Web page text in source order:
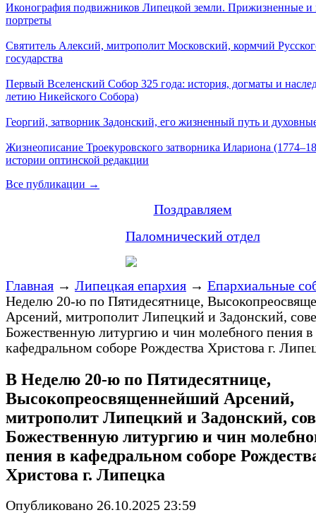
Иконография подвижников Липецкой земли. Прижизненные и
портреты
Святитель Алексий, митрополит Московский, кормчий
государства
Первый Вселенский Собор 325 года: история, догматы и
летию Никейского Собора)
Георгий, затворник Задонский, его жизненный путь и
Жизнеописание Троекуровского затворника Илариона
истории оптинской редакции
Все публикации →
Поздравляем
Паломнический отдел
Главная → Липецкая епархия → Епархиальные
Неделю 20-ю по Пятидесятнице,
Арсений, митрополит Липецкий и Задонский,
Божественную литургию и чин молебного пения в
кафедральном соборе Рождества Христова г.
В Неделю 20-ю по Пятидесятнице,
Высокопреосвященнейший Арсений,
митрополит Липецкий и Задонский,
Божественную литургию и чин
пения в кафедральном соборе
Христова г. Липецка
Опубликовано 26.10.2025 23:59